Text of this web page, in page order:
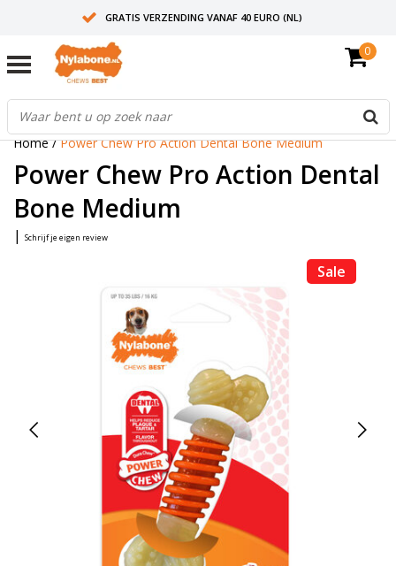
GRATIS VERZENDING VANAF 40 EURO (NL)
0
Home/Power Chew Pro Action Dental Bone Medium
Power Chew Pro Action Dental
Bone Medium
| Schrijf je eigen review
Sale